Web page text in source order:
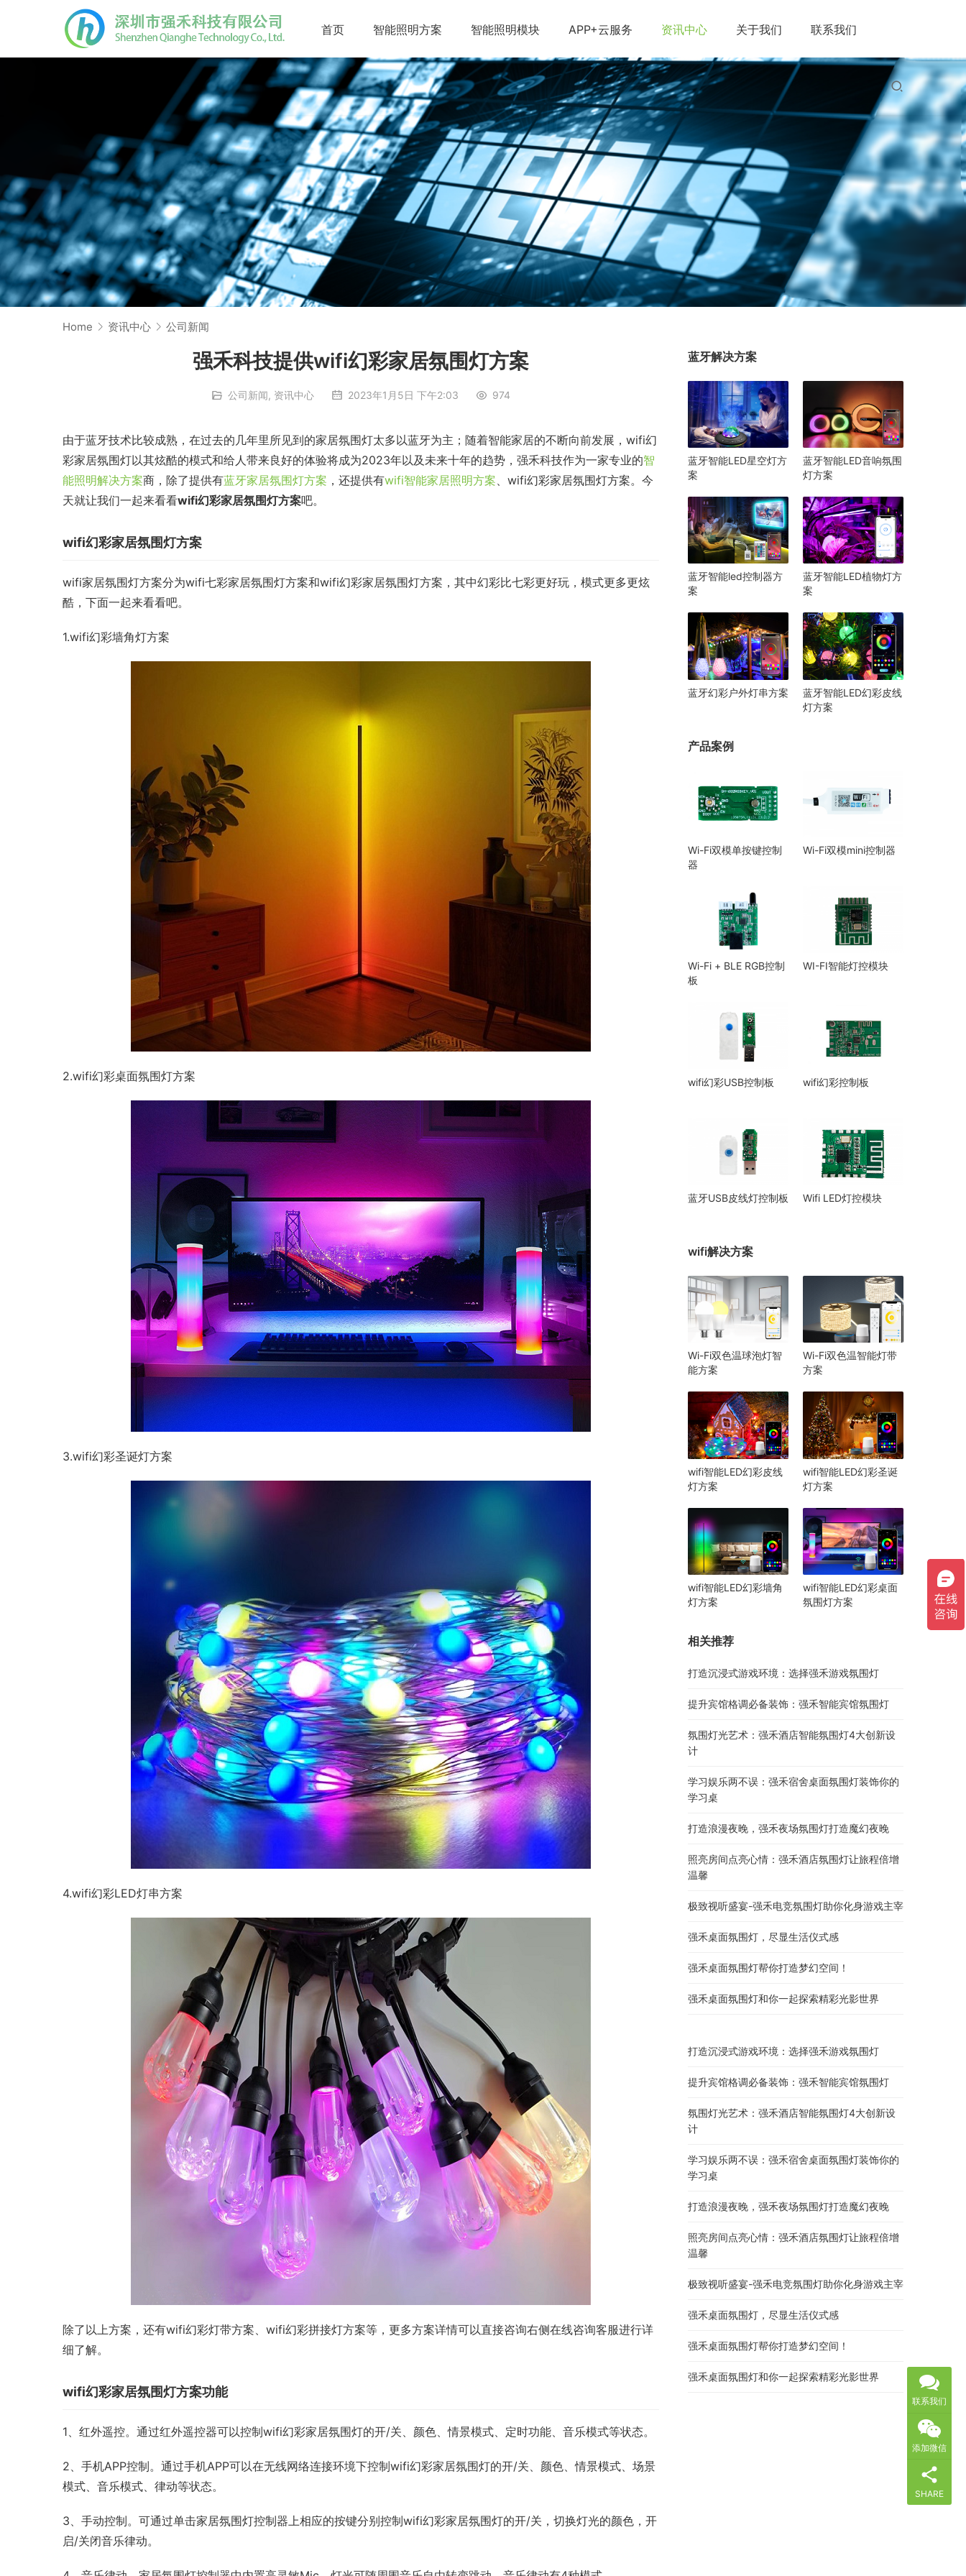
首页 智能照明方案 智能照明模块 APP+云服务 资讯中心 关于我们 联系我们
Home 资讯中心 公司新闻
强禾科技提供wifi幻彩家居氛围灯方案
公司新闻, 资讯中心 2023年1月5日 下午2:03 974
由于蓝牙技术比较成熟，在过去的几年里所见到的家居氛围灯太多以蓝牙为主；随着智能家居的不断向前发展，wifi幻
彩家居氛围灯以其炫酷的模式和给人带来良好的体验将成为2023年以及未来十年的趋势，强禾科技作为一家专业的智
能照明解决方案商，除了提供有蓝牙家居氛围灯方案 ，还提供有wifi智能家居照明方案、wifi幻彩家居氛围灯方案。今
天就让我们一起来看看wifi幻彩家居氛围灯方案吧。
wifi幻彩家居氛围灯方案
wifi家居氛围灯方案分为wifi七彩家居氛围灯方案和wifi幻彩家居氛围灯方案，其中幻彩比七彩更好玩，模式更多更炫
酷，下面一起来看看吧。
1.wifi幻彩墙角灯方案
2.wifi幻彩桌面氛围灯方案
3.wifi幻彩圣诞灯方案
4.wifi幻彩LED灯串方案
除了以上方案，还有wifi幻彩灯带方案、wifi幻彩拼接灯方案等，更多方案详情可以直接咨询右侧在线咨询客服进行详
细了解。
wifi幻彩家居氛围灯方案功能
1、红外遥控。通过红外遥控器可以控制wifi幻彩家居氛围灯的开/关、颜色、情景模式、定时功能、音乐模式等状态。
2、手机APP控制。通过手机APP可以在无线网络连接环境下控制wifi幻彩家居氛围灯的开/关、颜色、情景模式、场景
模式、音乐模式、律动等状态。
3、手动控制。可通过单击家居氛围灯控制器上相应的按键分别控制wifi幻彩家居氛围灯的开/关，切换灯光的颜色，开
启/关闭音乐律动。
蓝牙解决方案
蓝牙智能LED星空灯方
案
蓝牙智能LED音响氛围
灯方案
蓝牙智能led控制器方
案
蓝牙智能LED植物灯方
案
蓝牙幻彩户外灯串方案
蓝牙智能LED幻彩皮线
灯方案
产品案例
Wi-Fi双模单按键控制
器
Wi-Fi双模mini控制器
Wi-Fi + BLE RGB控制
板
WI-FI智能灯控模块
wifi幻彩USB控制板 wifi幻彩控制板
蓝牙USB皮线灯控制板 Wifi LED灯控模块
wifi解决方案
Wi-Fi双色温球泡灯智
能方案
Wi-Fi双色温智能灯带
方案
wifi智能LED幻彩皮线
灯方案
wifi智能LED幻彩圣诞
灯方案
wifi智能LED幻彩墙角
灯方案
wifi智能LED幻彩桌面
氛围灯方案
相关推荐
打造沉浸式游戏环境：选择强禾游戏氛围灯
提升宾馆格调必备装饰：强禾智能宾馆氛围灯
氛围灯光艺术：强禾酒店智能氛围灯4大创新设
计
学习娱乐两不误：强禾宿舍桌面氛围灯装饰你的
学习桌
打造浪漫夜晚，强禾夜场氛围灯打造魔幻夜晚
照亮房间点亮心情：强禾酒店氛围灯让旅程倍增
温馨
极致视听盛宴-强禾电竞氛围灯助你化身游戏主宰
强禾桌面氛围灯，尽显生活仪式感
强禾桌面氛围灯帮你打造梦幻空间！
强禾桌面氛围灯和你一起探索精彩光影世界
打造沉浸式游戏环境：选择强禾游戏氛围灯
提升宾馆格调必备装饰：强禾智能宾馆氛围灯
氛围灯光艺术：强禾酒店智能氛围灯4大创新设
计
学习娱乐两不误：强禾宿舍桌面氛围灯装饰你的
学习桌
打造浪漫夜晚，强禾夜场氛围灯打造魔幻夜晚
照亮房间点亮心情：强禾酒店氛围灯让旅程倍增
温馨
极致视听盛宴-强禾电竞氛围灯助你化身游戏主宰
强禾桌面氛围灯，尽显生活仪式感
强禾桌面氛围灯帮你打造梦幻空间！
强禾桌面氛围灯和你一起探索精彩光影世界
联系我们
添加微信
SHARE